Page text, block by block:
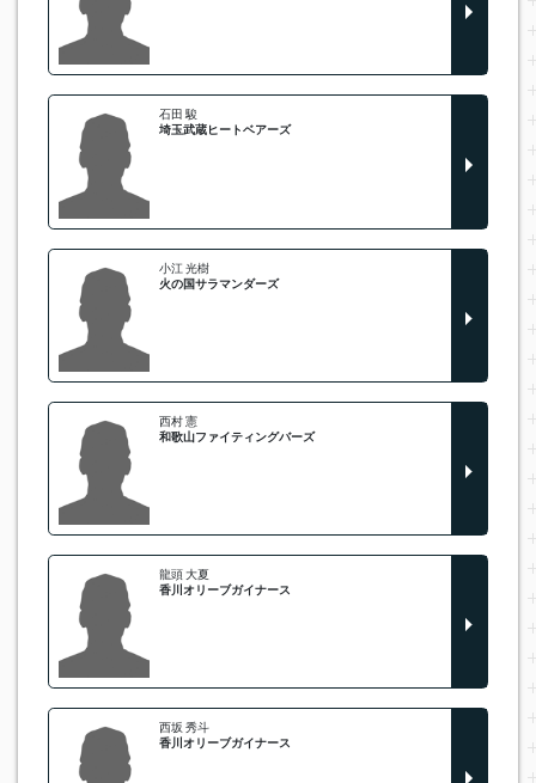
石田 駿
埼玉武蔵ヒートベアーズ
小江 光樹
火の国サラマンダーズ
西村 憲
和歌山ファイティングバーズ
龍頭 大夏
香川オリーブガイナース
西坂 秀斗
香川オリーブガイナース